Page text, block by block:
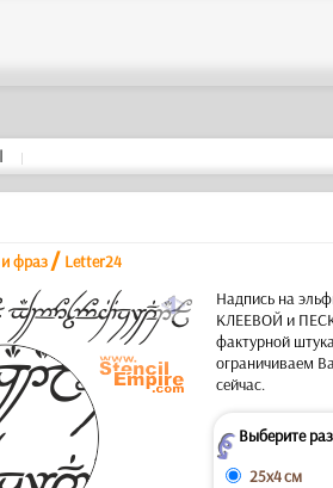
|
фраз / Letter24
a
Надпись на
КЛЕЕВОЙ и
фактурной
ограничиваем
сейчас.
ZВыберите
25x4 см